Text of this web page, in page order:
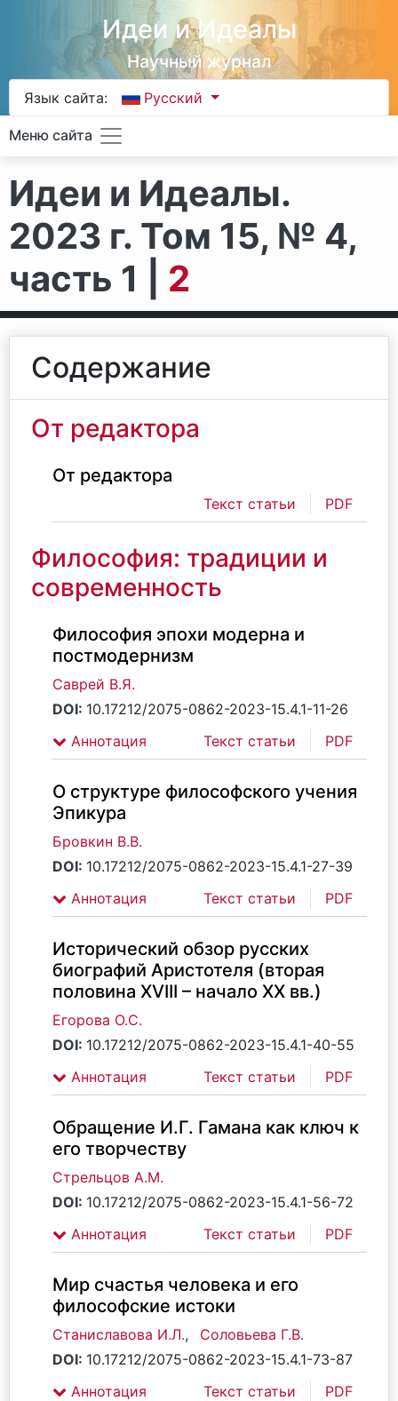
Идеи и Идеалы
Научный журнал
Язык сайта: Русский
Меню сайта
Идеи и Идеалы.
2023 г. Том 15, № 4,
часть 1 | 2
Содержание
От редактора
От редактора
Текст статьи PDF
Философия: традиции и
современность
Философия эпохи модерна и
постмодернизм
Саврей В.Я.
DOI: 10.17212/2075-0862-2023-15.4.1-11-26
Аннотация
Текст статьи PDF
О структуре философского учения
Эпикура
Бровкин В.В.
DOI: 10.17212/2075-0862-2023-15.4.1-27-39
Аннотация
Текст статьи PDF
Исторический обзор русских
биографий Аристотеля (вторая
половина XVIII – начало XX вв.)
Егорова О.С.
DOI: 10.17212/2075-0862-2023-15.4.1-40-55
Аннотация
Текст статьи PDF
Обращение И.Г. Гамана как ключ к
его творчеству
Стрельцов А.М.
DOI: 10.17212/2075-0862-2023-15.4.1-56-72
Аннотация
Текст статьи PDF
Мир счастья человека и его
философские истоки
Станиславова И.Л.,
Соловьева Г.В.
DOI: 10.17212/2075-0862-2023-15.4.1-73-87
Аннотация
Текст статьи PDF